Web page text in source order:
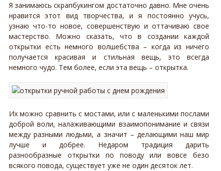
Я занимаюсь скрапбукингом достаточно давно. Мне очень
нравится этот вид творчества, и я постоянно учусь,
узнаю что-то новое, совершенствую и оттачиваю свое
мастерство. Можно сказать, что в создании каждой
открытки есть немного волшебства – когда из ничего
получается красивая и стильная вещь, это всегда
немного чудо. Тем более, если эта вещь – открытка.
Их можно сравнить с мостами, или с маленькими послами
доброй воли, налаживающими взаимопонимание и связи
между разными людьми, а значит – делающими наш мир
лучше и добрее. Недаром традиция дарить
разнообразные открытки по поводу или вовсе безо
всякого повода, существует уже не один десяток лет.